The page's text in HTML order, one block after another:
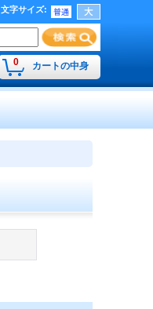
文字サイズ:
0 カートの中身